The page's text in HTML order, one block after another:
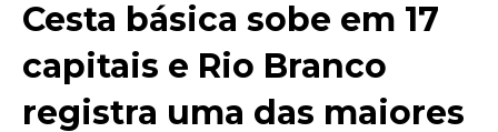
Cesta básica sobe em 17
capitais e Rio Branco
registra uma das maiores